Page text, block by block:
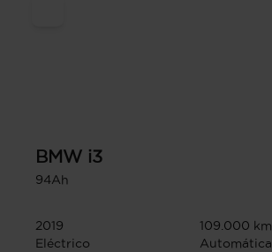
BMW i3
94Ah
2019
109.000 km
Eléctrico
Automática